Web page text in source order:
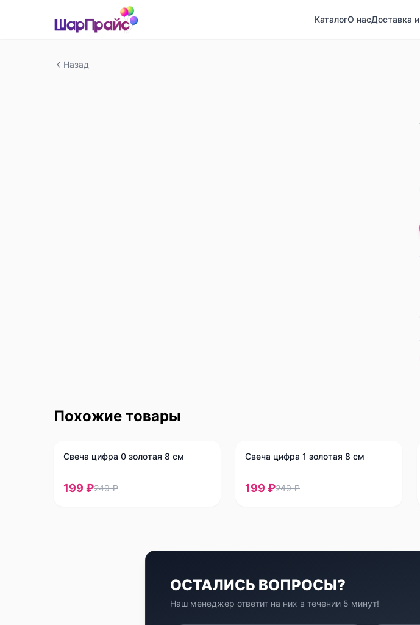
КаталогО насДоставка
Назад
Похожие товары
-20%
Свеча цифра 0 золотая 8 см
199 ₽249 ₽
-20%
Свеча цифра 1 золотая 8 см
199 ₽249 ₽
ОСТАЛИСЬ ВОПРОСЫ?
Наш менеджер ответит на них в течении 5 минут!